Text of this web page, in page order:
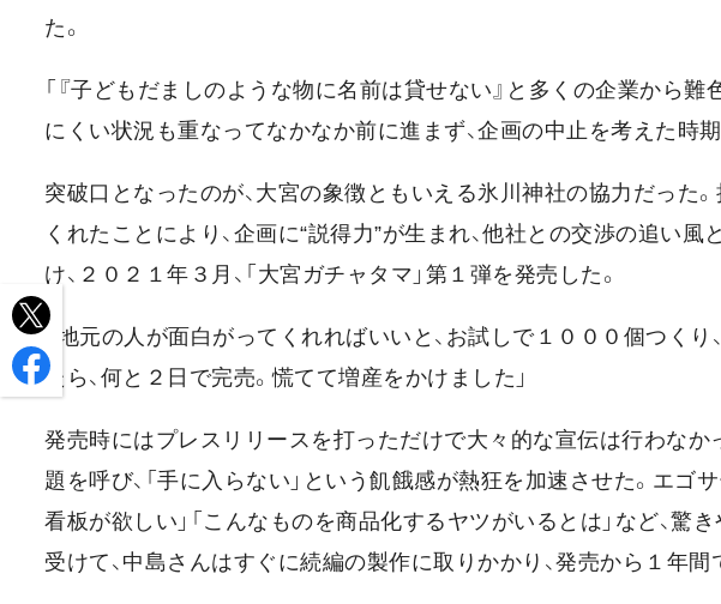
た。
「『子どもだましのような物に名前は貸せない』と多くの企業から
にくい状況も重なってなかなか前に進まず、企画の中止を考えた時期
突破口となったのが、大宮の象徴ともいえる氷川神社の協力だった
くれたことにより、企画に“説得力”が生まれ、他社との交渉の追い
け、２０２１年３月、「大宮ガチャタマ」第１弾を発売した。
「地元の人が面白がってくれればいいと、お試しで１０００個つく
たら、何と２日で完売。慌てて増産をかけました」
発売時にはプレスリリースを打っただけで大々的な宣伝は行わなか
題を呼び、「手に入らない」という飢餓感が熱狂を加速させた。エゴ
看板が欲しい」「こんなものを商品化するヤツがいるとは」など、驚
受けて、中島さんはすぐに続編の製作に取りかかり、発売から１年